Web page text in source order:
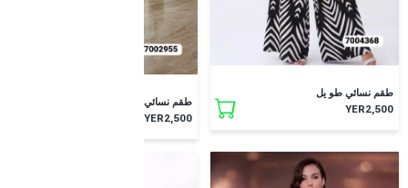
طقم نسائي طو يل
YER2,500
طقم نسائي طويل
YER2,500